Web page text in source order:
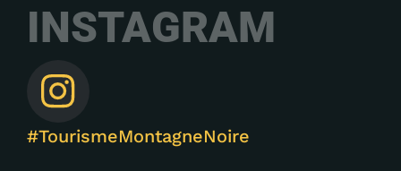
INSTAGRAM
#TourismeMontagneNoire